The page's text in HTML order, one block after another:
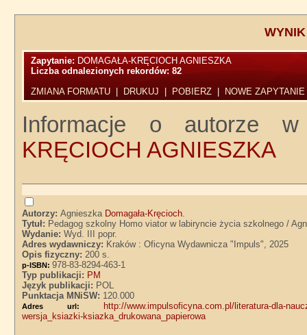
Zapytanie: DOMAGAŁA-KRĘCIOCH AGNIESZKA
Liczba odnalezionych rekordów:82
ZMIANA FORMATU
DRUKUJ POBIERZ NOWE ZAPYTANIE
Informacje o autorze
KRĘCIOCH AGNIESZKA
Autorzy:Agnieszka Domagała-Kręcioch.
Tytuł: Pedagog szkolny Homo viator w labiryncie życia szkolnego /
Wydanie:Wyd. III popr.
Adres wydawniczy: Kraków : Oficyna Wydawnicza "Impuls", 2025
Opis fizyczny:200 s.
p-ISBN:978-83-8294-463-1
Typ publikacji: PM
Język publikacji: POL
Punktacja MNiSW: 120.000
Adres url:
http://www.impulsoficyna.com.pl/literatura-dla-
wersja_ksiazki-ksiazka_drukowana_papierowa